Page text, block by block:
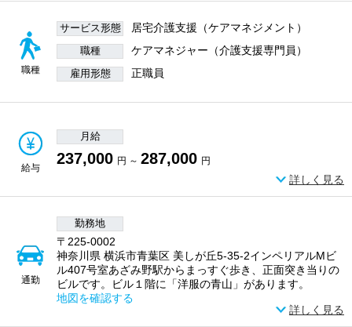
職種
サービス形態 居宅介護支援（ケアマネジメント）
職種 ケアマネジャー（介護支援専門員）
雇用形態 正職員
給与
月給
237,000 円 ～ 287,000 円
詳しく見る
通勤
勤務地
〒225-0002
神奈川県 横浜市青葉区 美しが丘5-35-2インペリアルMビ
ル407号室あざみ野駅からまっすぐ歩き、正面突き当りの
ビルです。ビル１階に「洋服の青山」があります。
地図を確認する
詳しく見る